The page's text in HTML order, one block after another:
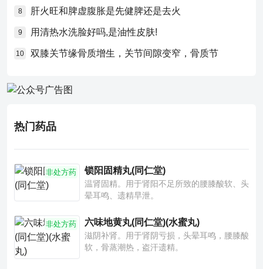
8 肝火旺和脾虚腹胀是先健脾还是去火
9 用清热水洗脸好吗,是油性皮肤!
10 双膝关节缘骨质增生，关节间隙变窄，骨质节
热门药品
非处方药 锁阳固精丸(同仁堂)
温肾固精。用于肾阳不足所致的腰膝酸软、头
晕耳鸣、遗精早泄。
非处方药 六味地黄丸(同仁堂)(水蜜丸)
滋阴补肾。用于肾阴亏损，头晕耳鸣，腰膝酸
软，骨蒸潮热，盗汗遗精。